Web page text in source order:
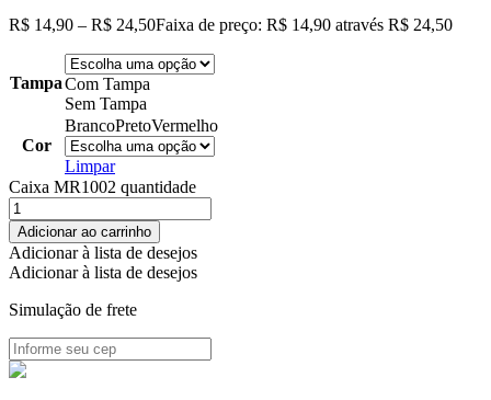
R$ 14,90 – R$ 24,50Faixa de preço: R$ 14,90 através R$ 24,50
TampaCom Tampa
Sem Tampa
Cor
BrancoPretoVermelho
Limpar
Caixa MR1002 quantidade
Adicionar ao carrinho
Adicionar à lista de desejos
Adicionar à lista de desejos
Simulação de frete